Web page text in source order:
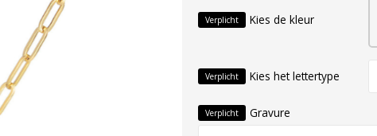
Verplicht Kies de kleur
Verplicht Kies het lettertype
Verplicht Gravure